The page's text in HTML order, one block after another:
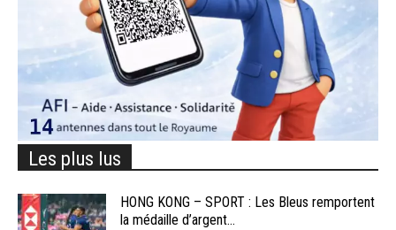
Les plus lus
HONG KONG – SPORT : Les Bleus remportent
la médaille d’argent...